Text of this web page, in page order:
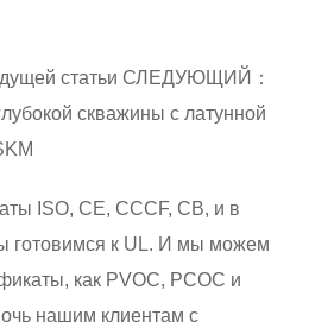
статьи СЛЕДУЮЩИЙ：
скважины с латунной
ISO, CE, CCCF, CB, и в
готовимся к UL. И мы можем
как PVOC, PCOC и
нашим клиентам с